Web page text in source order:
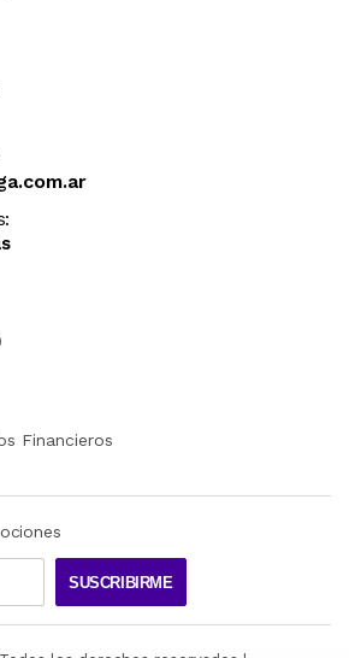
Financieros
SUSCRIBIRME